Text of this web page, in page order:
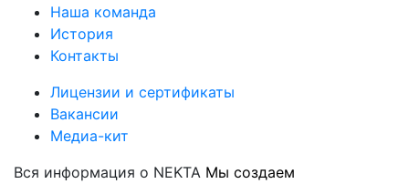
Наша команда
История
Контакты
Лицензии и сертификаты
Вакансии
Медиа-кит
Вся информация о NEKTA Мы создаем